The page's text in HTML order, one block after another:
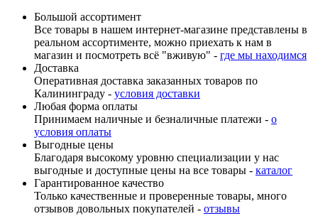
Большой ассортимент
Все товары в нашем интернет-магазине представлены в
реальном ассортименте, можно приехать к нам в
магазин и посмотреть всё "вживую" - где мы находимся
Доставка
Оперативная доставка заказанных товаров по
Калининграду - условия доставки
Любая форма оплаты
Принимаем наличные и безналичные платежи - о
условия оплаты
Выгодные цены
Благодаря высокому уровню специализации у нас
выгодные и доступные цены на все товары - каталог
Гарантированное качество
Только качественные и проверенные товары, много
отзывов довольных покупателей - отзывы